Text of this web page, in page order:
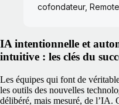
cofondateur,
IA intentionnelle et
intuitive : les clés du
Les équipes qui font de
les outils des nouvelles
délibéré, mais mesuré, de l’IA.